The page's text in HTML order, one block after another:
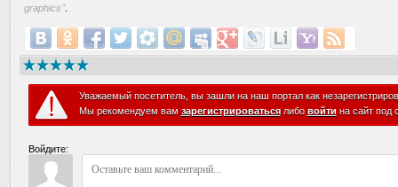
graphics"
Уважаемый посетитель, вы зашли на наш портал как
Мы рекомендуем вам зарегистрироватьсялибо войти на сайт под
Войдите: